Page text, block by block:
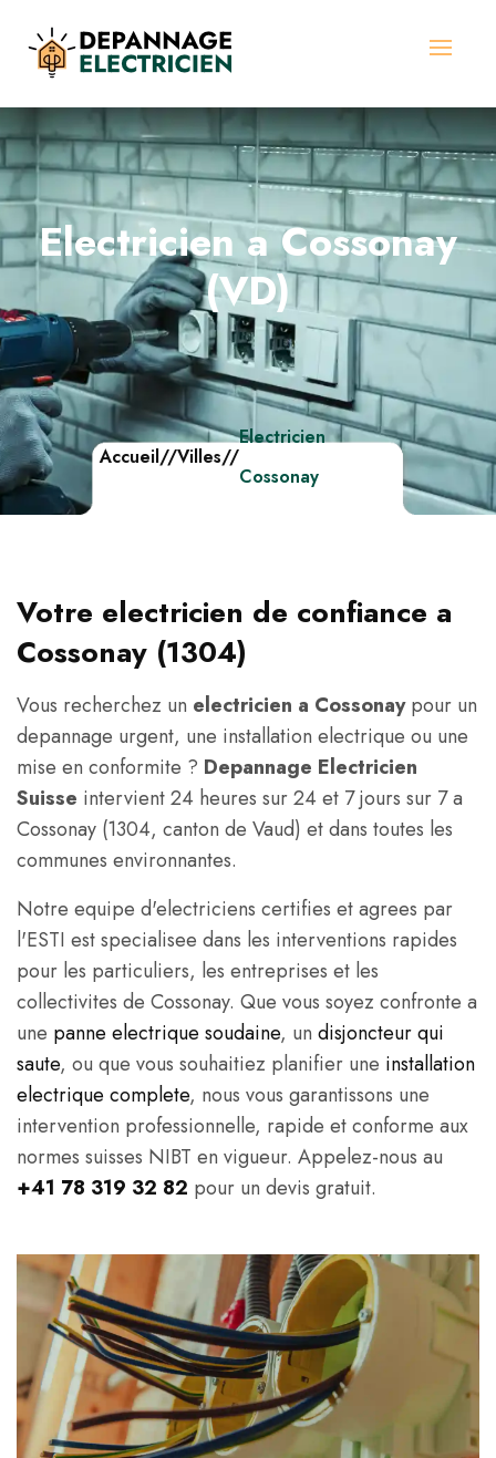
Electricien a Cossonay
(VD)
Accueil//Villes//
Electricien
Cossonay
Votre electricien de confiance a
Cossonay (1304)
Vous recherchez un electricien a Cossonaypour un
depannage urgent, une installation electrique ou une
mise en conformite ? Depannage Electricien
Suisse intervient 24 heures sur 24 et 7 jours sur 7 a
Cossonay (1304, canton de Vaud) et dans toutes les
communes environnantes.
Notre equipe d'electriciens certifies et agrees par
l'ESTI est specialisee dans les interventions rapides
pour les particuliers, les entreprises et les
collectivites de Cossonay. Que vous soyez confronte a
une panne electrique soudaine, un disjoncteur qui
saute, ou que vous souhaitiez planifier une installation
electrique complete, nous vous garantissons une
intervention professionnelle, rapide et conforme aux
normes suisses NIBT en vigueur. Appelez-nous au
+41 78 319 32 82 pour un devis gratuit.